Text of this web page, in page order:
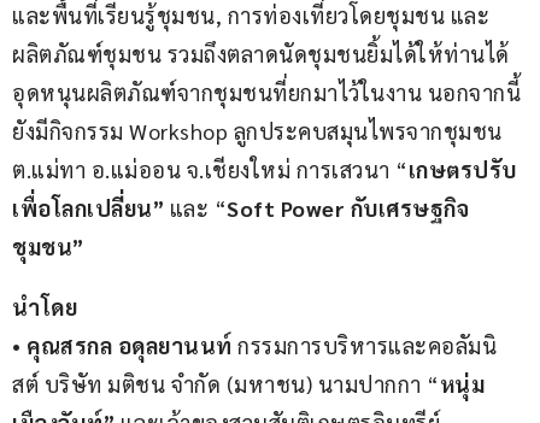
และพื้นที่เรียนรู้ชุมชน, การท่องเที่ยวโดยชุมชน และ
ผลิตภัณฑ์ชุมชน รวมถึงตลาดนัดชุมชนยิ้มได้ให้ท่านได้
อุดหนุนผลิตภัณฑ์จากชุมชนที่ยกมาไว้ในงาน นอกจากนี้
ยังมีกิจกรรม Workshop ลูกประคบสมุนไพรจากชุมชน
ต.แม่ทา อ.แม่ออน จ.เชียงใหม่ การเสวนา “เกษตรปรับ
เพื่อโลกเปลี่ยน” และ “Soft Power กับเศรษฐกิจ
ชุมชน”
นำโดย
• คุณสรกล อดุลยานนท์ กรรมการบริหารและคอลัมนิ
สต์ บริษัท มติชน จำกัด (มหาชน) นามปากกา “หนุ่ม